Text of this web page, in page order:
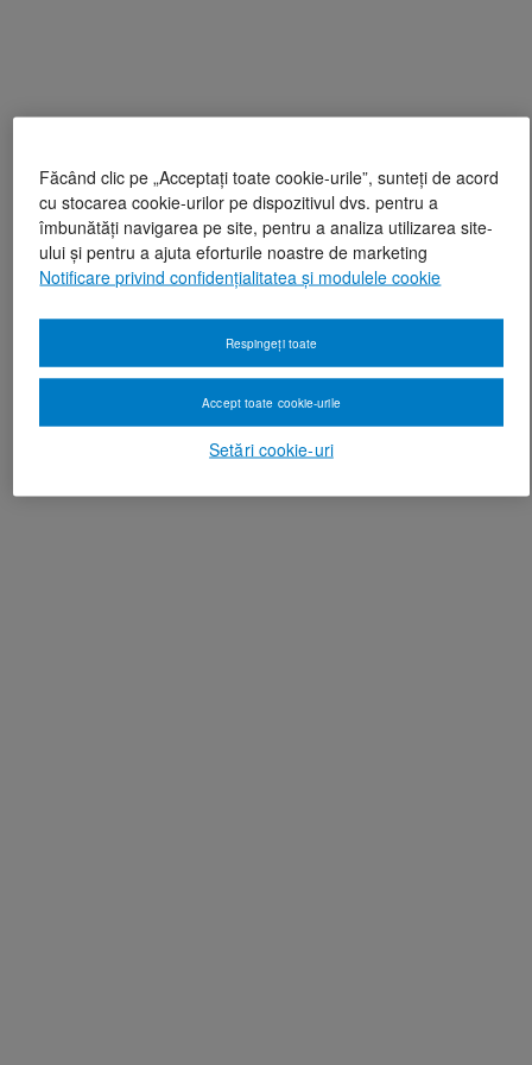
Făcând clic pe „Acceptați toate cookie-urile”, sunteți de acord
cu stocarea cookie-urilor pe dispozitivul dvs. pentru a
îmbunătăți navigarea pe site, pentru a analiza utilizarea site-
ului și pentru a ajuta eforturile noastre de marketing
Notificare privind confidențialitatea și modulele cookie
Setări cookie-uri
Respingeți toate
Accept toate cookie-urile